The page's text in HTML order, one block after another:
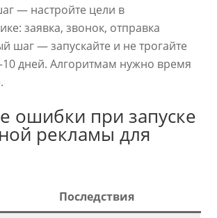
— настройте цели в
заявка, звонок, отправка
шаг — запускайте и не трогайте
дней. Алгоритмам нужно время
ошибки при запуске
рекламы для
Последствия